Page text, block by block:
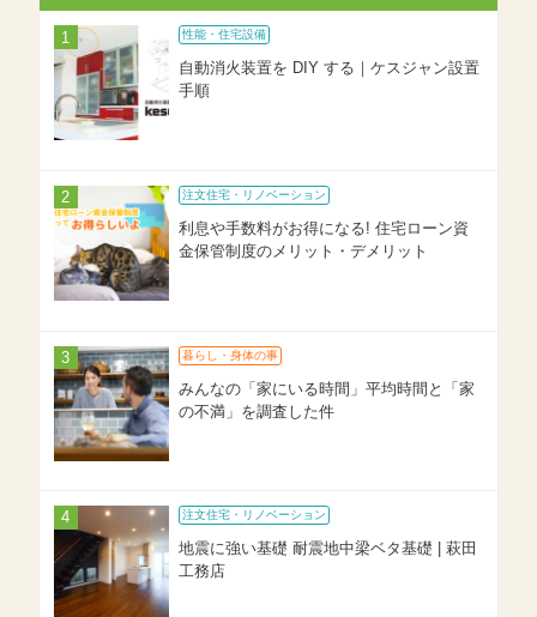
性能・住宅設備
自動消火装置を DIY する｜ケスジャン設置
手順
注文住宅・リノベーション
利息や手数料がお得になる! 住宅ローン資
金保管制度のメリット・デメリット
暮らし・身体の事
みんなの「家にいる時間」平均時間と「家
の不満」を調査した件
注文住宅・リノベーション
地震に強い基礎 耐震地中梁ベタ基礎 | 萩田
工務店